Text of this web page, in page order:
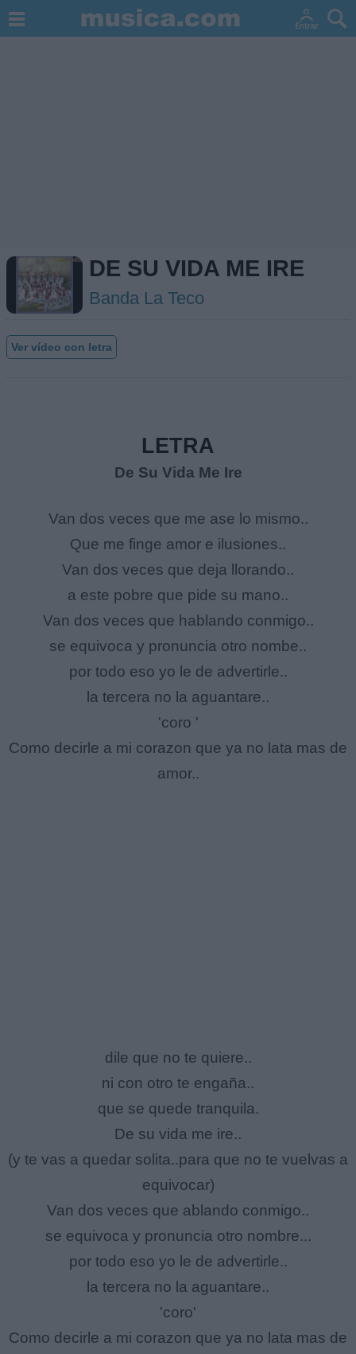
DE SU VIDA ME IRE
Banda La Teco
Ver vídeo con letra
LETRA
De Su Vida Me Ire
Van dos veces que me ase lo mismo..
Que me finge amor e ilusiones..
Van dos veces que deja llorando..
a este pobre que pide su mano..
Van dos veces que hablando conmigo..
se equivoca y pronuncia otro nombe..
por todo eso yo le de advertirle..
la tercera no la aguantare..
'coro '
Como decirle a mi corazon que ya no lata mas de
amor..
dile que no te quiere..
ni con otro te engaña..
que se quede tranquila.
De su vida me ire..
(y te vas a quedar solita..para que no te vuelvas a
equivocar)
Van dos veces que ablando conmigo..
se equivoca y pronuncia otro nombre...
por todo eso yo le de advertirle..
la tercera no la aguantare..
'coro'
Como decirle a mi corazon que ya no lata mas de